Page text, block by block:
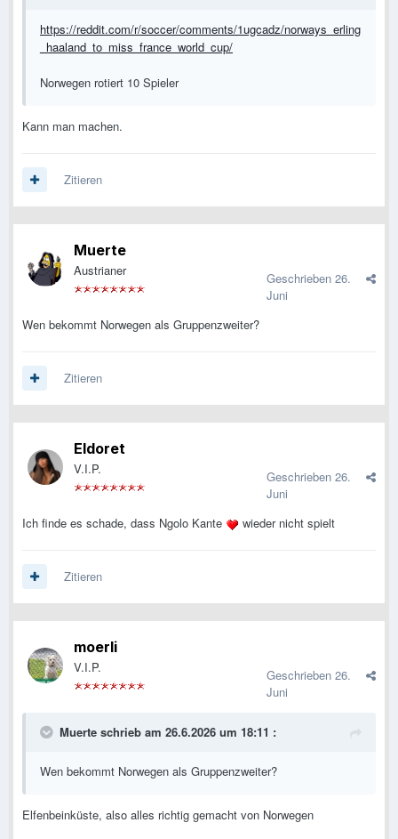
https://reddit.com/r/soccer/comments/1ugcadz/norways_erling
_haaland_to_miss_france_world_cup/
Norwegen rotiert 10 Spieler
Kann man machen.
Zitieren
Muerte
Austrianer Geschrieben 26.
Juni
Wen bekommt Norwegen als Gruppenzweiter?
Zitieren
Eldoret
V.I.P. Geschrieben 26.
Juni
Ich finde es schade, dass Ngolo Kante
wieder nicht spielt
Zitieren
moerli
V.I.P. Geschrieben 26.
Juni
Muerte schrieb am 26.6.2026 um 18:11 :
Wen bekommt Norwegen als Gruppenzweiter?
Elfenbeinküste, also alles richtig gemacht von Norwegen